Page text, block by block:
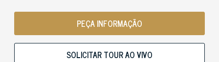
PEÇA INFORMAÇÃO
SOLICITAR TOUR AO VIVO